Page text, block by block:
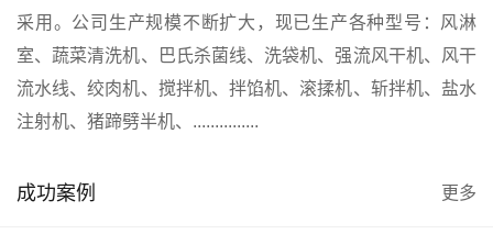
采用。公司生产规模不断扩大，现已生产各种型号：风淋
室、蔬菜清洗机、巴氏杀菌线、洗袋机、强流风干机、风干
流水线、绞肉机、搅拌机、拌馅机、滚揉机、斩拌机、盐水
注射机、猪蹄劈半机、...............
成功案例 更多